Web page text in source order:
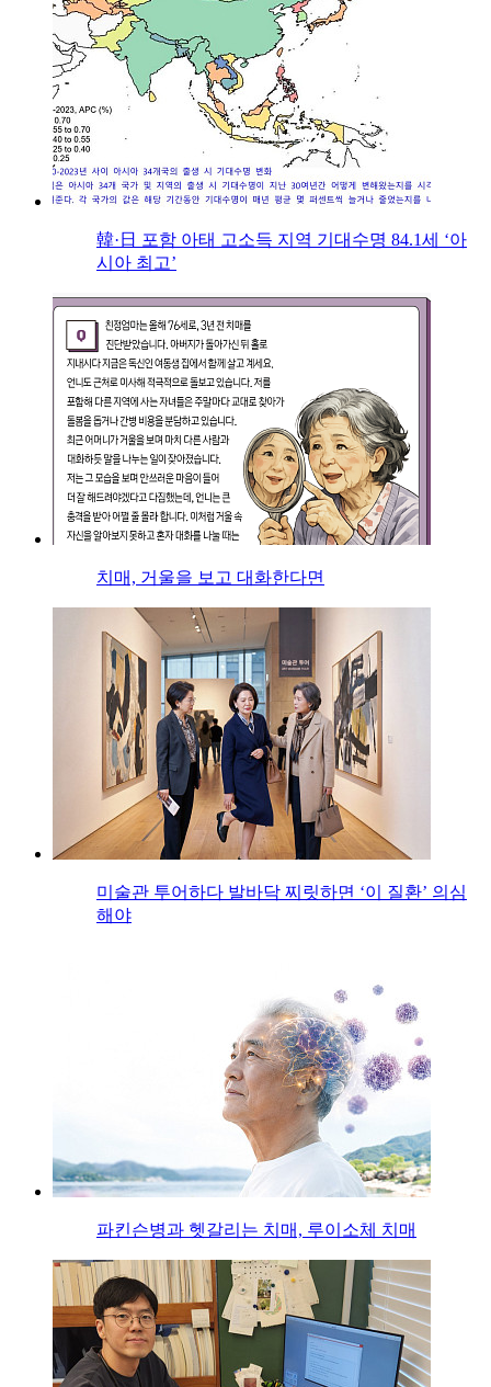
韓·日 포함 아태 고소득 지역 기대수명 84.1세 ‘아
시아 최고’
치매, 거울을 보고 대화한다면
미술관 투어하다 발바닥 찌릿하면 ‘이 질환’ 의심
해야
파킨슨병과 헷갈리는 치매, 루이소체 치매